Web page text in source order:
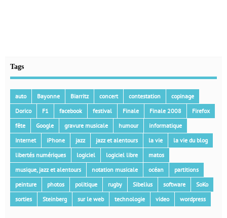
Tags
auto Bayonne Biarritz concert contestation
copinage
Dorico
F1 facebook festival Finale Finale 2008
Firefox
fête
Google gravure musicale humour
informatique
Internet
iPhone jazz jazz et alentours la vie
la vie du blog
libertés numériques
logiciel logiciel libre
matos
musique, jazz et alentours
notation musicale océan
partitions
peinture
photos politique rugby Sibelius software
SoKo
sorties
Steinberg sur le web technologie video wordpress